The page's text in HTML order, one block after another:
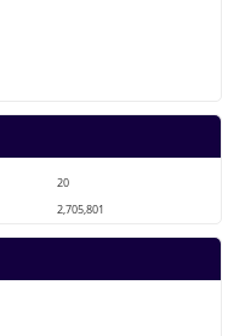
20
2,705,801